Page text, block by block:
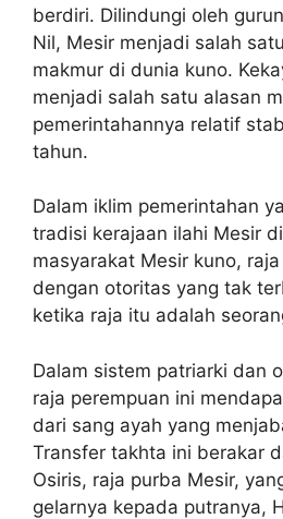
berdiri. Dilindungi oleh
Nil, Mesir menjadi salah
makmur di dunia kuno.
menjadi salah satu alasan
pemerintahannya relatif
tahun.
Dalam iklim pemerintahan
tradisi kerajaan ilahi Mesir
masyarakat Mesir kuno,
dengan otoritas yang tak
ketika raja itu adalah
Dalam sistem patriarki dan
raja perempuan ini
dari sang ayah yang
Transfer takhta ini berakar
Osiris, raja purba Mesir,
gelarnya kepada putranya,